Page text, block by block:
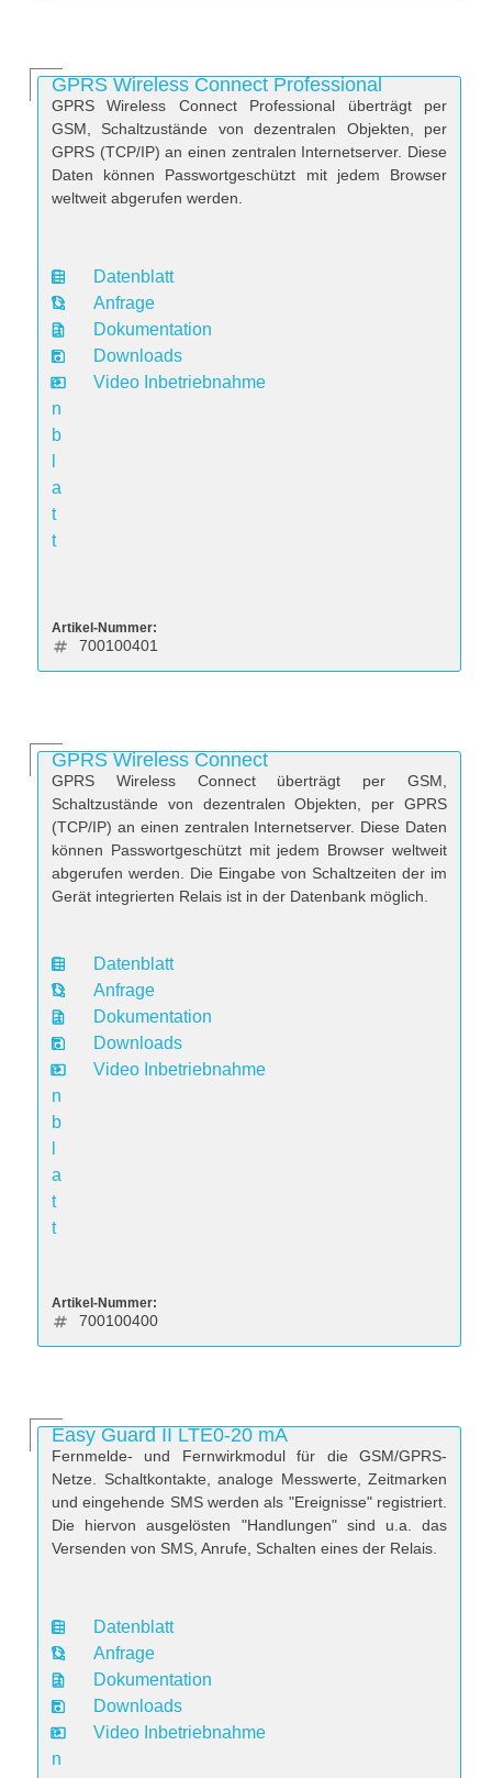
GPRS Wireless Connect Professional
GPRS Wireless Connect Professional überträgt per
GSM, Schaltzustände von dezentralen Objekten, per
GPRS (TCP/IP) an einen zentralen Internetserver. Diese
Daten können Passwortgeschützt mit jedem Browser
weltweit abgerufen werden.
D
a
t
e
n
b
a
t
t
Datenblatt
Anfrage
Dokumentation
Downloads
Video Inbetriebnahme
Artikel-Nummer:
700100401
GPRS Wireless Connect
GPRS Wireless Connect überträgt per GSM,
Schaltzustände von dezentralen Objekten, per GPRS
(TCP/IP) an einen zentralen Internetserver. Diese Daten
können Passwortgeschützt mit jedem Browser weltweit
abgerufen werden. Die Eingabe von Schaltzeiten der im
Gerät integrierten Relais ist in der Datenbank möglich.
D
a
t
e
n
b
a
t
t
Datenblatt
Anfrage
Dokumentation
Downloads
Video Inbetriebnahme
Artikel-Nummer:
700100400
Easy Guard II LTE0-20 mA
Fernmelde- und Fernwirkmodul für die GSM/GPRS-
Netze. Schaltkontakte, analoge Messwerte, Zeitmarken
und eingehende SMS werden als "Ereignisse" registriert.
Die hiervon ausgelösten "Handlungen" sind u.a. das
Versenden von SMS, Anrufe, Schalten eines der Relais.
D
a
t
e
n
Datenblatt
Anfrage
Dokumentation
Downloads
Video Inbetriebnahme